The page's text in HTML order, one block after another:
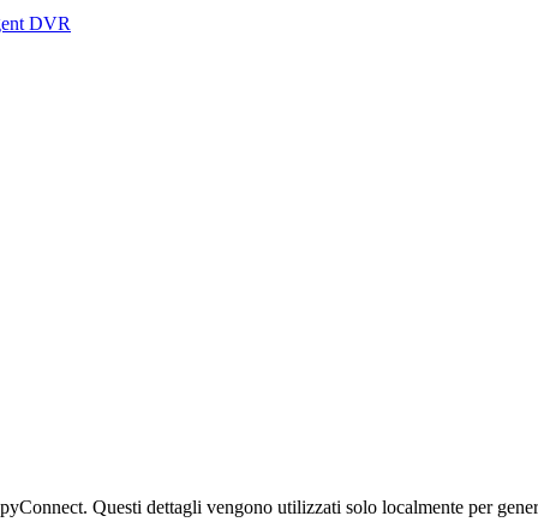
DVR
Questi dettagli vengono utilizzati solo localmente per